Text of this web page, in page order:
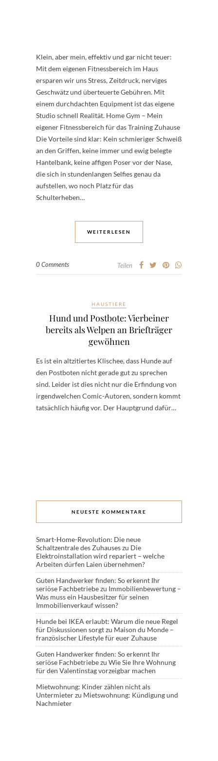
Klein, aber mein, effektiv und gar nicht teuer:
Mit dem eigenen Fitnessbereich im Haus
ersparen wir uns Stress, Zeitdruck, nerviges
Geschwätz und überteuerte Gebühren. Mit
einem durchdachten Equipment ist das eigene
Studio schnell Realität. Home Gym – Mein
eigener Fitnessbereich für das Training Zuhause
Die Vorteile sind klar: Kein schmieriger Schweiß
an den Griffen, keine immer und ewig belegte
Hantelbank, keine affigen Poser vor der Nase,
die sich in stundenlangen Selfies genau da
aufstellen, wo noch Platz für das
Schulterheben…
WEITERLESEN
0 Comments Teilen
HAUSTIERE
Hund und Postbote: Vierbeiner
bereits als Welpen an Briefträger
gewöhnen
Es ist ein altzitiertes Klischee, dass Hunde auf
den Postboten nicht gerade gut zu sprechen
sind. Leider ist dies nicht nur die Erfindung von
irgendwelchen Comic-Autoren, sondern kommt
tatsächlich häufig vor. Der Hauptgrund dafür…
NEUESTE KOMMENTARE
Smart-Home-Revolution: Die neue
Schaltzentrale des Zuhauseszu Die
Elektroinstallation wird repariert – welche
Arbeiten dürfen Laien übernehmen?
Guten Handwerker finden: So erkennt Ihr
seriöse Fachbetriebezu Immobilienbewertung –
Was muss ein Hausbesitzer für seinen
Immobilienverkauf wissen?
Hunde bei IKEA erlaubt: Warum die neue Regel
für Diskussionen sorgtzu Maison du Monde –
französischer Lifestyle für euer Zuhause
Guten Handwerker finden: So erkennt Ihr
seriöse Fachbetriebezu Wie Sie Ihre Wohnung
für den Valentinstag vorzeigbar machen
Mietwohnung: Kinder zählen nicht als
Untermieterzu Mietswohnung: Kündigung und
Nachmieter